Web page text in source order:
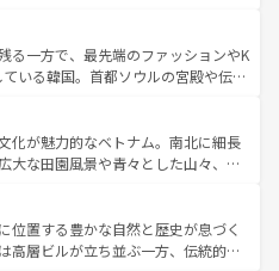
、新着のハワイ情報
照してほしい。
も充実しており、サーフィンやダイ
ど、アウトドア好きにはたまらな
多彩な魅力を存分に味わいつくそ
帯である台湾東部など、都市の喧騒
しており、訪れる人に新しい発見と
る。また、奥深い台湾の食文化も魅
イーツなど、バラエティ豊かな料理
なお、新着の台湾情報は コンテンツ一覧を参
る一方で、最先端のファッションやK
いる韓国。首都ソウルの宮殿や伝統
ば四季折々の自然美を楽しむことが
チや焼肉、絶品のストリートフード
料理が待っている。夜には、韓国な
、韓国の多彩な魅力を心ゆくまで味
わってみてほしい。 なお、新着の韓国情報はコンテンツ一
化が魅力的なベトナム。南北に細長
大な田園風景や青々とした山々、世
が息づく。ハノイの古い町並みやホ
統治時代の建物も、独特の雰囲気を
、バラエティの豊かさとおいしさで
位置する豊かな自然と歴史が息づく
高層ビルが立ち並ぶ一方、伝統的な